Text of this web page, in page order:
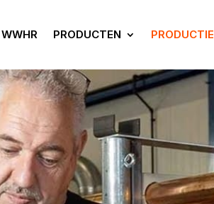
PRODUCTEN PRODUCTIE